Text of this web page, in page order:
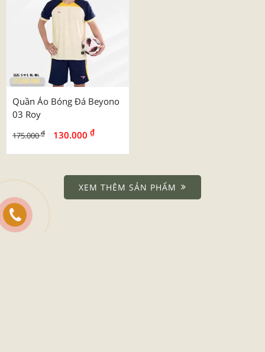
Quần Áo Bóng Đá Beyono
03 Roy
175.000₫ 130.000 ₫
XEM THÊM SẢN PHẨM